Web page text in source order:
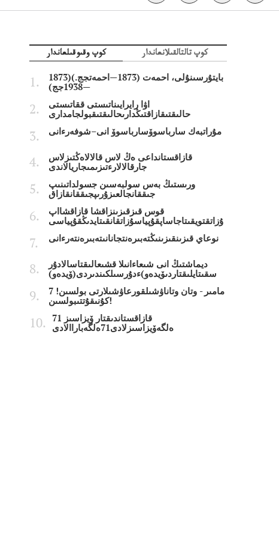
كوپ وقىوقىلعاندار كوپ تالتالقىلانعاندار
بايتۇرسىنۇلى، احمەت (1873—احمەتجج.)(1873
—1938جج)
اۋا رايرايىناتىستى ققاتىستى
حالىقتىقازاقتىڭدارىحالىقتىقبولجامدارى
مۇراتبەك سارباسوۆسارباسوۆ انى–شوفەرءانى
قازاقستانداعى ەڭ لاس قالالاەڭتىزلاس
جارقالالارءتىزىمىجاريالاندى
ورىستىڭ بەس سولبەسىن جسولداتىنىپ
جىققانجالعىزۇرىپجىققانقازاق
قوس قىزقىزىنزاقشا قازاقشااپ
ۇزاتقتويقىتاجاساپقۇپياسۇزاتقانقىتايدىڭقۇپياسى
نوعاي قىزىنقىزىنىڭتەبىرەنتجانانىتەبىرەنتەرءانى
ديماشتىڭ انى شىعاءانىلا قشىعالىقتاسالادۇر
سقىتايلىقتاردىۆيدەو)ءدۇرسىلكىندىردى(ۆيدەو)
7 مامىر - وتان وتاناۋشىلقورعاۋشىلارتى بولسىن!
كۇنىقۇتتىبولسىن!
قازاقستاندىقتار ۆيزاسىز 71
ەلگەۆيزاسىزلادى71ەلگەباراالادى